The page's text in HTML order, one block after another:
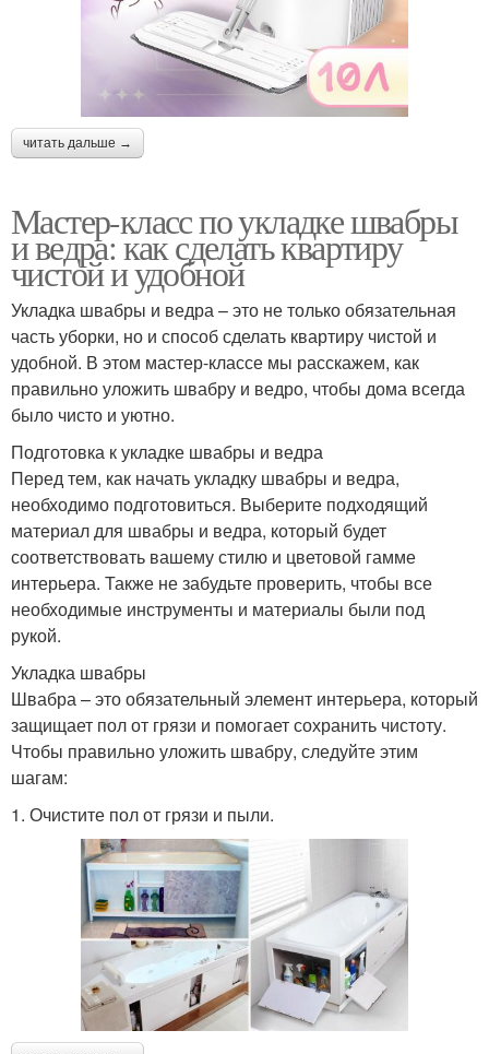
читать дальше →
Мастер-класс по укладке швабры
и ведра: как сделать квартиру
чистой и удобной
Укладка швабры и ведра – это не только обязательная
часть уборки, но и способ сделать квартиру чистой и
удобной. В этом мастер-классе мы расскажем, как
правильно уложить швабру и ведро, чтобы дома всегда
было чисто и уютно.
Подготовка к укладке швабры и ведра
Перед тем, как начать укладку швабры и ведра,
необходимо подготовиться. Выберите подходящий
материал для швабры и ведра, который будет
соответствовать вашему стилю и цветовой гамме
интерьера. Также не забудьте проверить, чтобы все
необходимые инструменты и материалы были под
рукой.
Укладка швабры
Швабра – это обязательный элемент интерьера, который
защищает пол от грязи и помогает сохранить чистоту.
Чтобы правильно уложить швабру, следуйте этим
шагам:
1. Очистите пол от грязи и пыли.